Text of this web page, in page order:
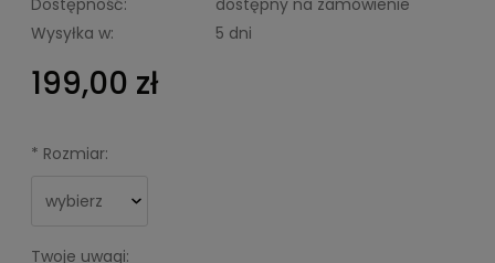
Dostępność:
dostępny na zamówienie
Wysyłka w:
5 dni
199,00 zł
* Rozmiar:
Twoje uwagi: